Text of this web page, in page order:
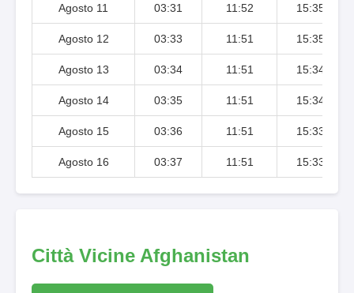
Agosto 11 03:31 11:52 15:35
Agosto 12 03:33 11:51 15:35
Agosto 13 03:34 11:51 15:34
Agosto 14 03:35 11:51 15:34
Agosto 15 03:36 11:51 15:33
Agosto 16 03:37 11:51 15:33
Città Vicine Afghanistan